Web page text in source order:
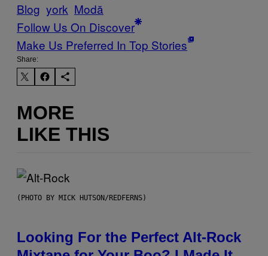
Blog york Μodă
Follow Us On Discover
Make Us Preferred In Top Stories
Share:
MORE
LIKE THIS
(PHOTO BY MICK HUTSON/REDFERNS)
Looking For the Perfect Alt-Rock